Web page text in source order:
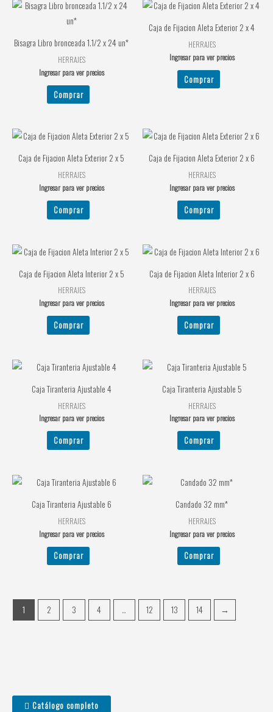
Catálogo completo
Bisagra Libro bronceada 1.1/2 x 24 un*
HERRAJES
Ingresar para ver precios
Comprar
Caja de Fijacion Aleta Exterior 2 x 4
HERRAJES
Ingresar para ver precios
Comprar
Caja de Fijacion Aleta Exterior 2 x 5
HERRAJES
Ingresar para ver precios
Comprar
Caja de Fijacion Aleta Exterior 2 x 6
HERRAJES
Ingresar para ver precios
Comprar
Caja de Fijacion Aleta Interior 2 x 5
HERRAJES
Ingresar para ver precios
Comprar
Caja de Fijacion Aleta Interior 2 x 6
HERRAJES
Ingresar para ver precios
Comprar
Caja Tiranteria Ajustable 4
HERRAJES
Ingresar para ver precios
Comprar
Caja Tiranteria Ajustable 5
HERRAJES
Ingresar para ver precios
Comprar
Caja Tiranteria Ajustable 6
HERRAJES
Ingresar para ver precios
Comprar
Candado 32 mm*
HERRAJES
Ingresar para ver precios
Comprar
1 2 3 4 … 12 13 14 →